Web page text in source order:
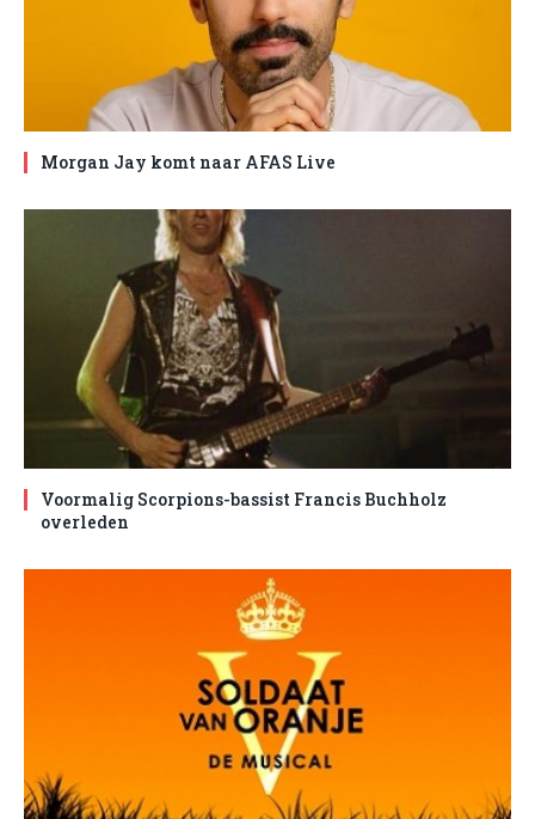
Morgan Jay komt naar AFAS Live
Voormalig Scorpions-bassist Francis Buchholz
overleden